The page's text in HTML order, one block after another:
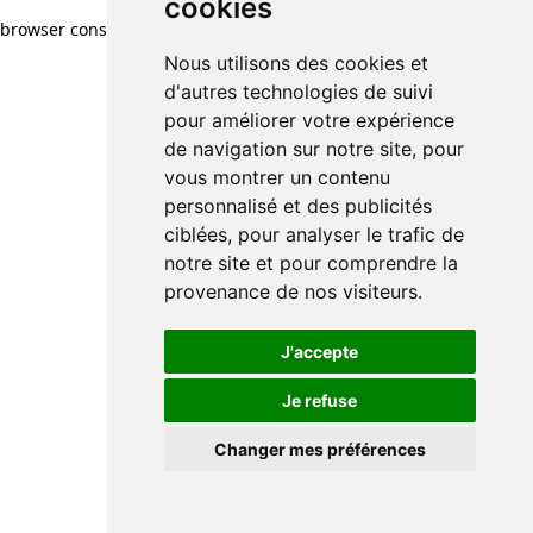
cookies
Nous utilisons des cookies et
d'autres technologies de suivi
pour améliorer votre expérience
de navigation sur notre site, pour
vous montrer un contenu
personnalisé et des publicités
ciblées, pour analyser le trafic de
notre site et pour comprendre la
provenance de nos visiteurs.
J'accepte
Je refuse
Changer mes préférences
browser console for more information)